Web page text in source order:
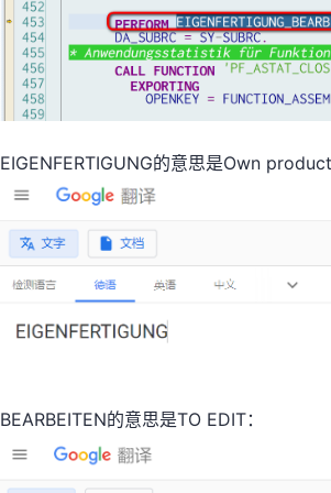
EIGENFERTIGUNG的意思是Own
BEARBEITEN的意思是TO EDIT：